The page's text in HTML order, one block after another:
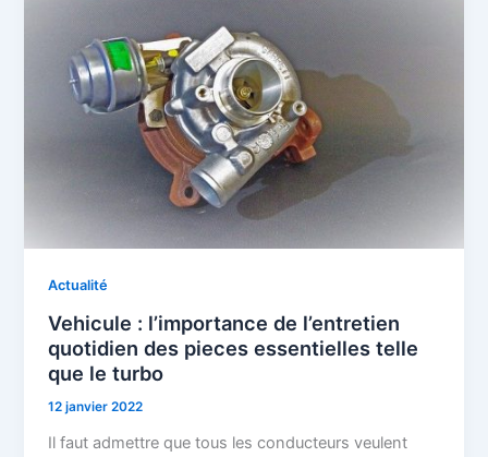
Actualité
Vehicule : l’importance de l’entretien
quotidien des pieces essentielles telle
que le turbo
12 janvier 2022
Il faut admettre que tous les conducteurs veulent